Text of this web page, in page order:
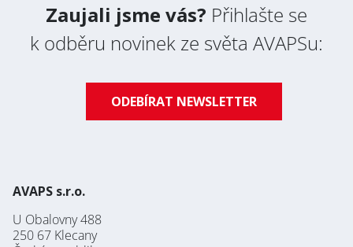
Zaujali jsme vás? Přihlašte se
k odběru novinek ze světa AVAPSu:
ODEBÍRAT NEWSLETTER
AVAPS s.r.o.
U Obalovny 488
250 67 Klecany